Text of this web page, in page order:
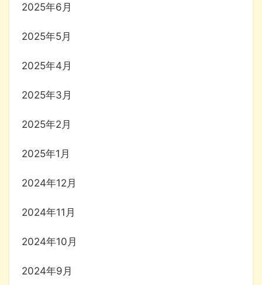
2025年6月
2025年5月
2025年4月
2025年3月
2025年2月
2025年1月
2024年12月
2024年11月
2024年10月
2024年9月